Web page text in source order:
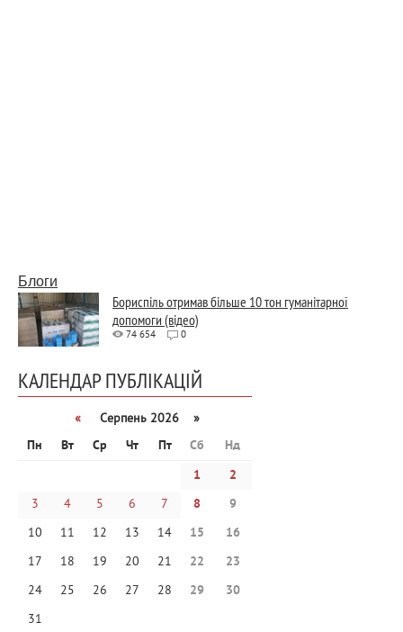
Блоги
Бориспіль отримав більше 10 тон гуманітарної
допомоги (відео)
74 654 0
КАЛЕНДАР ПУБЛІКАЦІЙ
«
Серпень 2026 »
Пн
Вт Ср Чт Пт Сб
Нд
1
2
3
4 5 6 7 8
9
10
11 12 13 14 15
16
17
18 19 20 21 22
23
24
25 26 27 28 29
30
31